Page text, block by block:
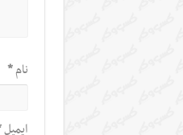
نام*
ایمیل